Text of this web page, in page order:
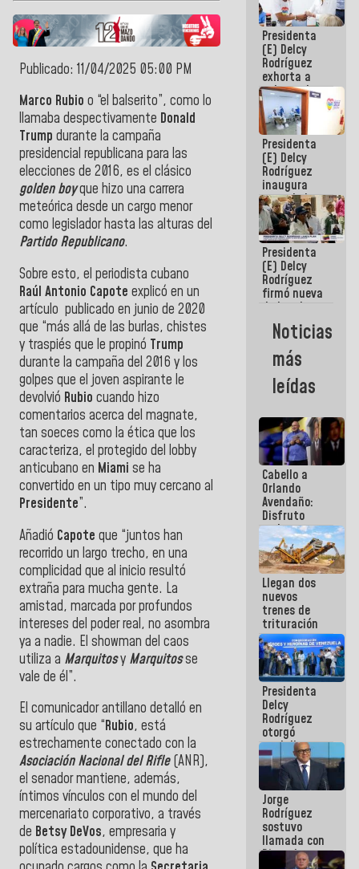
Publicado: 11/04/2025 05:00 PM
Marco Rubio o “el balserito”, como lo
llamaba despectivamente Donald
Trump durante la campaña
presidencial republicana para las
elecciones de 2016, es el clásico
golden boyque hizo una carrera
meteórica desde un cargo menor
como legislador hasta las alturas del
Partido Republicano.
Sobre esto, el periodista cubano
Raúl Antonio Capote explicó en un
artículo publicado en junio de 2020
que “más allá de las burlas, chistes
y traspiés que le propinó Trump
durante la campaña del 2016 y los
golpes que el joven aspirante le
devolvió Rubio cuando hizo
comentarios acerca del magnate,
tan soeces como la ética que los
caracteriza, el protegido del lobby
anticubano en Miami se ha
convertido en un tipo muy cercano al
Presidente”.
Añadió Capote que “juntos han
recorrido un largo trecho, en una
complicidad que al inicio resultó
extraña para mucha gente. La
amistad, marcada por profundos
intereses del poder real, no asombra
ya a nadie. El showman del caos
utiliza a Marquitosy Marquitosse
vale de él”.
El comunicador antillano detalló en
su artículo que “Rubio, está
estrechamente conectado con la
Asociación Nacional del Rifle(ANR),
el senador mantiene, además,
íntimos vínculos con el mundo del
mercenariato corporativo, a través
de Betsy DeVos, empresaria y
política estadounidense, que ha
Viceministerio
de Energía
Eléctrica y
CORPOELEC
Presidenta
(E) Delcy
Rodríguez
exhorta a
gobernadores
y alcaldes a
edificar
casas para
abuelos
Presidenta
(E) Delcy
Rodríguez
inaugura
casa de los
Abuelos
Primavera
en Caracas
Presidenta
(E) Delcy
Rodríguez
firmó nueva
de Ley de
Arrendamiento
aprobada
por la AN
Noticias
más
leídas
Cabello a
Orlando
Avendaño:
Disfruto
cada vez
que escribes
porque lo
que haces
es
embarrarla
Llegan dos
nuevos
trenes de
trituración
para
optimizar
manejo de
escombros
en La Guaira
Presidenta
Delcy
Rodríguez
otorgó
medalla
"Héroe de
Venezuela"
a servidores
públicos
Jorge
Rodríguez
sostuvo
llamada con
Dinorah